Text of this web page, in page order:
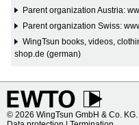
Parent organization Austria:
Parent organization Swiss:
WingTsun books, videos,
shop.de (german)
© 2026 WingTsun GmbH & Co. KG.